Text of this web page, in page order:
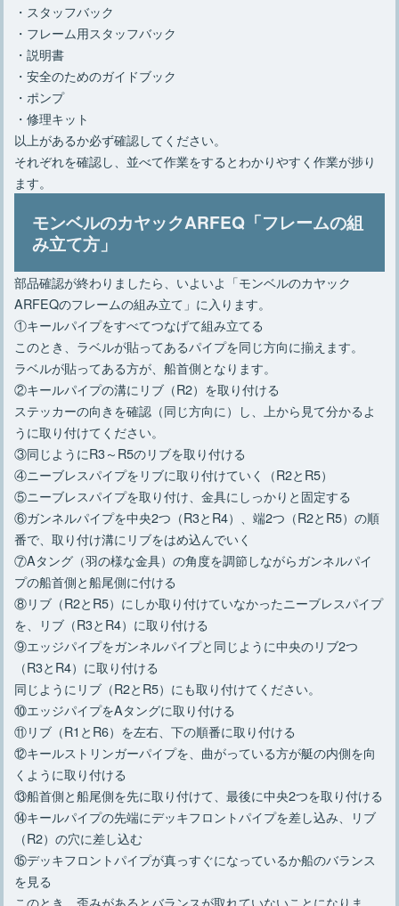
・スタッフバック
・フレーム用スタッフバック
・説明書
・安全のためのガイドブック
・ポンプ
・修理キット
以上があるか必ず確認してください。
それぞれを確認し、並べて作業をするとわかりやすく作業が捗り
ます。
モンベルのカヤックARFEQ「フレームの組
み立て方」
部品確認が終わりましたら、いよいよ「モンベルのカヤック
ARFEQのフレームの組み立て」に入ります。
①キールパイプをすべてつなげて組み立てる
このとき、ラベルが貼ってあるパイプを同じ方向に揃えます。
ラベルが貼ってある方が、船首側となります。
②キールパイプの溝にリブ（R2）を取り付ける
ステッカーの向きを確認（同じ方向に）し、上から見て分かるよ
うに取り付けてください。
③同じようにR3～R5のリブを取り付ける
④ニーブレスパイプをリブに取り付けていく（R2とR5）
⑤ニーブレスパイプを取り付け、金具にしっかりと固定する
⑥ガンネルパイプを中央2つ（R3とR4）、端2つ（R2とR5）の順
番で、取り付け溝にリブをはめ込んでいく
⑦Aタング（羽の様な金具）の角度を調節しながらガンネルパイ
プの船首側と船尾側に付ける
⑧リブ（R2とR5）にしか取り付けていなかったニーブレスパイプ
を、リブ（R3とR4）に取り付ける
⑨エッジパイプをガンネルパイプと同じように中央のリブ2つ
（R3とR4）に取り付ける
同じようにリブ（R2とR5）にも取り付けてください。
⑩エッジパイプをAタングに取り付ける
⑪リブ（R1とR6）を左右、下の順番に取り付ける
⑫キールストリンガーパイプを、曲がっている方が艇の内側を向
くように取り付ける
⑬船首側と船尾側を先に取り付けて、最後に中央2つを取り付ける
⑭キールパイプの先端にデッキフロントパイプを差し込み、リブ
（R2）の穴に差し込む
⑮デッキフロントパイプが真っすぐになっているか船のバランス
を見る
このとき、歪みがあるとバランスが取れていないことになりま